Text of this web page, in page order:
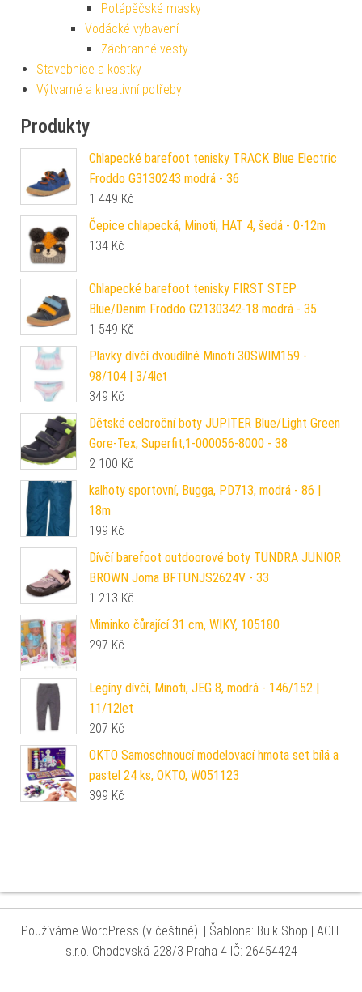
Potápěčské masky
Vodácké vybavení
Záchranné vesty
Stavebnice a kostky
Výtvarné a kreativní potřeby
Produkty
Chlapecké barefoot tenisky TRACK Blue Electric
Froddo G3130243 modrá - 36
1 449 Kč
Čepice chlapecká, Minoti, HAT 4, šedá - 0-12m
134 Kč
Chlapecké barefoot tenisky FIRST STEP
Blue/Denim Froddo G2130342-18 modrá - 35
1 549 Kč
Plavky dívčí dvoudílné Minoti 30SWIM159 -
98/104 | 3/4let
349 Kč
Dětské celoroční boty JUPITER Blue/Light Green
Gore-Tex, Superfit,1-000056-8000 - 38
2 100 Kč
kalhoty sportovní, Bugga, PD713, modrá - 86 |
18m
199 Kč
Dívčí barefoot outdoorové boty TUNDRA JUNIOR
BROWN Joma BFTUNJS2624V - 33
1 213 Kč
Miminko čůrající 31 cm, WIKY, 105180
297 Kč
Legíny dívčí, Minoti, JEG 8, modrá - 146/152 |
11/12let
207 Kč
OKTO Samoschnoucí modelovací hmota set bílá a
pastel 24 ks, OKTO, W051123
399 Kč
Používáme WordPress (v češtině). | Šablona: Bulk Shop | ACIT
s.r.o. Chodovská 228/3 Praha 4 IČ: 26454424